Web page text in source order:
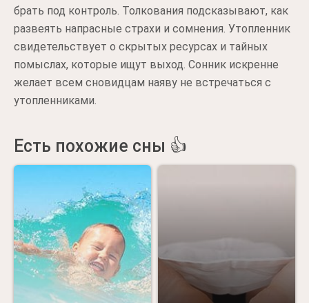
брать под контроль. Толкования подсказывают, как
развеять напрасные страхи и сомнения. Утопленник
свидетельствует о скрытых ресурсах и тайных
помыслах, которые ищут выход. Сонник искренне
желает всем сновидцам наяву не встречаться с
утопленниками.
Есть похожие сны 👍